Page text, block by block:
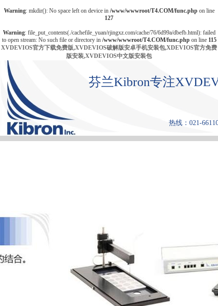
Warning: mkdir(): No space left on device in /www/wwwroot/T4.COM/func.phpon line
127
Warning: file_put_contents(./cachefile_yuan/rjingxz.com/cache/76/6d99a/dbefb.html): failed
to open stream: No such file or directory in /www/wwwroot/T4.COM/func.phpon line 115
XVDEVIOS官方下载免费版,XVDEVIOS破解版安卓手机安装包,XDEVIOS官方免费
版安装,XVDEVIOS中文版安装包
芬兰Kibron专注
热线：021-
首 页 产品中心 张力仪